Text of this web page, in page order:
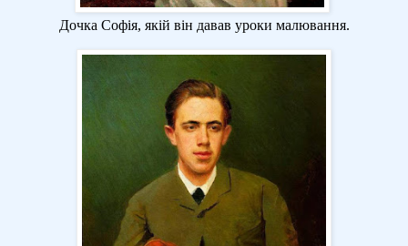
Дочка Софія, якій він давав уроки малювання.